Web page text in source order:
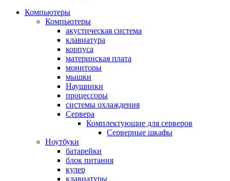
Компьютеры
Компьютеры
акустическая система
клавиатура
корпуса
материнская плата
мониторы
мышки
Наушники
процессоры
системы охлаждения
Сервера
Комплектующие для серверов
Серверные шкафы
Ноутбуки
батарейки
блок питания
кулер
клавиатуры